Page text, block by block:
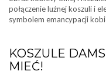
połączenie luźnej koszuli i
symbolem emancypacji
KOSZULE
MIEĆ!